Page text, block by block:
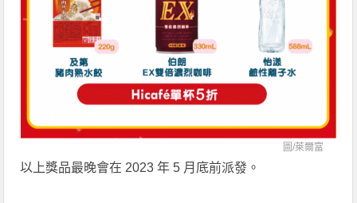
圖/萊爾富
以上獎品最晚會在 2023 年 5 月底前派發。